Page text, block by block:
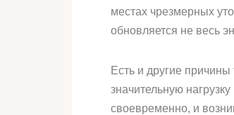
местах чрезмерных
обновляется не весь
Есть и другие
значительную
своевременно, и